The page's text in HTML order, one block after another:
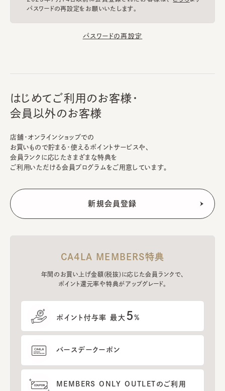
パスワードの再設定をお願いいたします。
パスワードの再設定
はじめてご利用のお客様・
会員以外のお客様
店舗・オンラインショップでの
お買いもので貯まる・使えるポイントサービスや、
会員ランクに応じたさまざまな特典を
ご利用いただける会員プログラムをご用意しています。
CA4LA MEMBERS特典
年間のお買い上げ金額(税抜)に応じた会員ランクで、
ポイント還元率や特典がアップグレード。
ポイント付与率 最大 5%
バースデークーポン
MEMBERS ONLY OUTLETのご利用